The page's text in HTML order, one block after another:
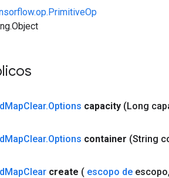
MapClear.Options capacity (Long
MapClear.Options container (String
MapClear create ( escopo de escopo